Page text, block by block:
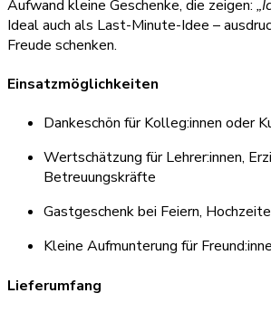
Aufwand kleine Geschenke, die zeigen:
Ideal auch als Last-Minute-Idee –
Freude schenken.
Einsatzmöglichkeiten
Dankeschön für Kolleg:innen oder
Wertschätzung für Lehrer:innen,
Betreuungskräfte
Gastgeschenk bei Feiern,
Kleine Aufmunterung für
Lieferumfang